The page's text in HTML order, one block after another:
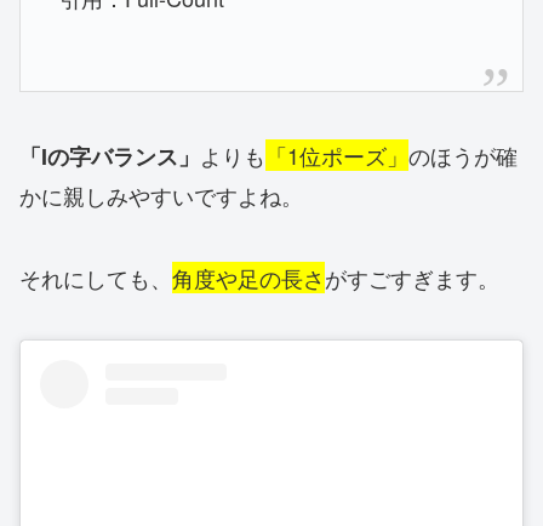
「Iの字バランス」 よりも 「1位ポーズ」 のほうが確
かに親しみやすいですよね。
それにしても、 角度や足の長さがすごすぎます。